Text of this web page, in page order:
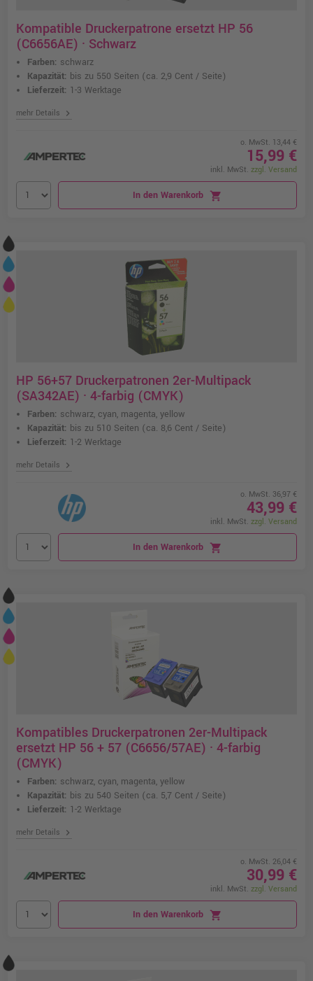
Kompatible Druckerpatrone ersetzt HP 56
(C6656AE) · Schwarz
Farben: schwarz
Kapazität: bis zu 550 Seiten (ca. 2,9 Cent / Seite)
Lieferzeit: 1-3 Werktage
mehr Details chevron_right
o. MwSt. 13,44 €
15,99 €
inkl. MwSt. zzgl. Versand
In den Warenkorb shopping_cart
HP 56+57 Druckerpatronen 2er-Multipack
(SA342AE) · 4-farbig (CMYK)
Farben: schwarz, cyan, magenta, yellow
Kapazität: bis zu 510 Seiten (ca. 8,6 Cent / Seite)
Lieferzeit: 1-2 Werktage
mehr Details chevron_right
o. MwSt. 36,97 €
43,99 €
inkl. MwSt. zzgl. Versand
In den Warenkorb shopping_cart
Kompatibles Druckerpatronen 2er-Multipack
ersetzt HP 56 + 57 (C6656/57AE) · 4-farbig
(CMYK)
Farben: schwarz, cyan, magenta, yellow
Kapazität: bis zu 540 Seiten (ca. 5,7 Cent / Seite)
Lieferzeit: 1-2 Werktage
mehr Details chevron_right
o. MwSt. 26,04 €
30,99 €
inkl. MwSt. zzgl. Versand
In den Warenkorb shopping_cart